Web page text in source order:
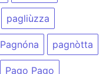
pagliùzza
Pagnóna pagnòtta
Pago Pago